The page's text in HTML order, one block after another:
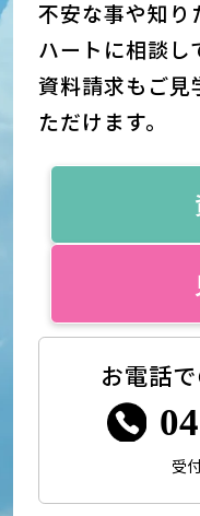
不安な事や知り
ハートに相談し
資料請求もご見
ただけます。
お電話
受